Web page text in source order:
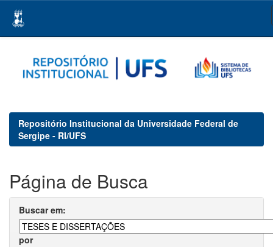
navigation
Repositório Institucional da Universidade Federal de
Sergipe - RI/UFS
Página de Busca
Buscar em:
por